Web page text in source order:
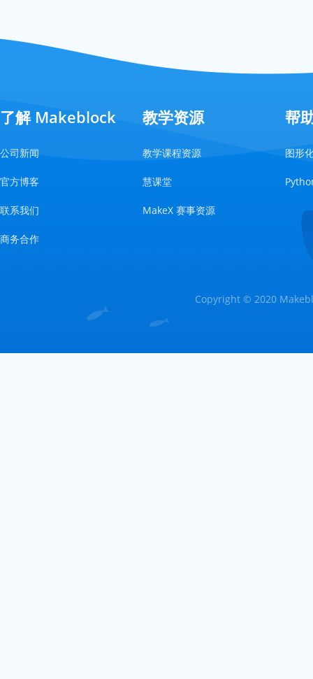
了解 Makeblock
公司新闻
官方博客
联系我们
商务合作
教学资源
教学课程资源
慧课堂
MakeX 赛事资源
帮
图形
Copyright © 2020